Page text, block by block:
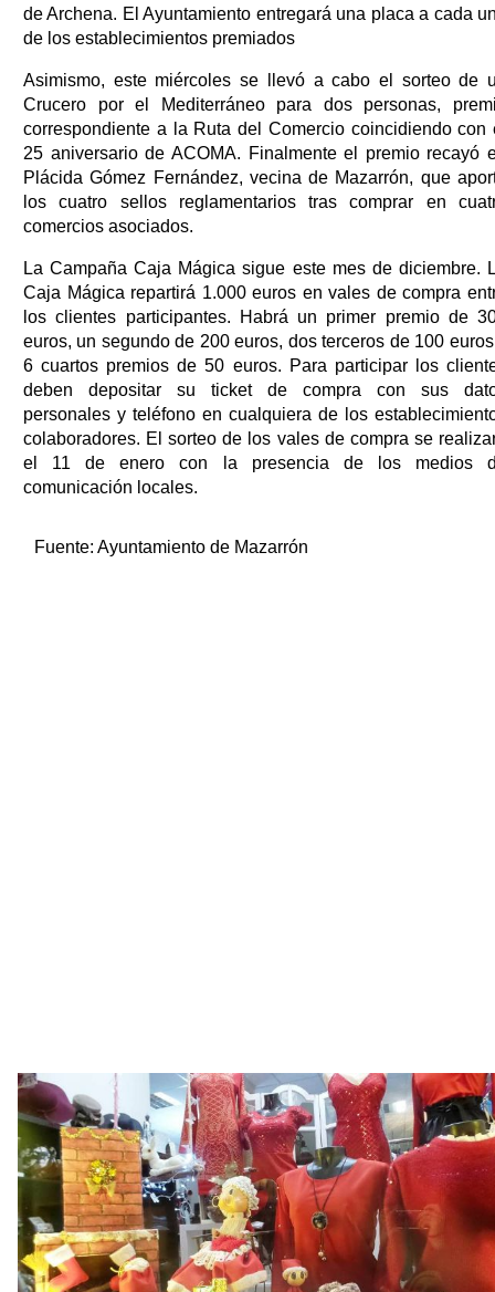
de Archena. El Ayuntamiento entregará una placa a cada
de los establecimientos premiados
Asimismo, este miércoles se llevó a cabo el sorteo de
Crucero por el Mediterráneo para dos personas,
correspondiente a la Ruta del Comercio coincidiendo con
25 aniversario de ACOMA. Finalmente el premio recayó
Plácida Gómez Fernández, vecina de Mazarrón, que
los cuatro sellos reglamentarios tras comprar en
comercios asociados.
La Campaña Caja Mágica sigue este mes de diciembre.
Caja Mágica repartirá 1.000 euros en vales de compra
los clientes participantes. Habrá un primer premio de
euros, un segundo de 200 euros, dos terceros de 100
6 cuartos premios de 50 euros. Para participar los
deben depositar su ticket de compra con sus
personales y teléfono en cualquiera de los
colaboradores. El sorteo de los vales de compra se
el 11 de enero con la presencia de los medios
comunicación locales.
Fuente: Ayuntamiento de Mazarrón